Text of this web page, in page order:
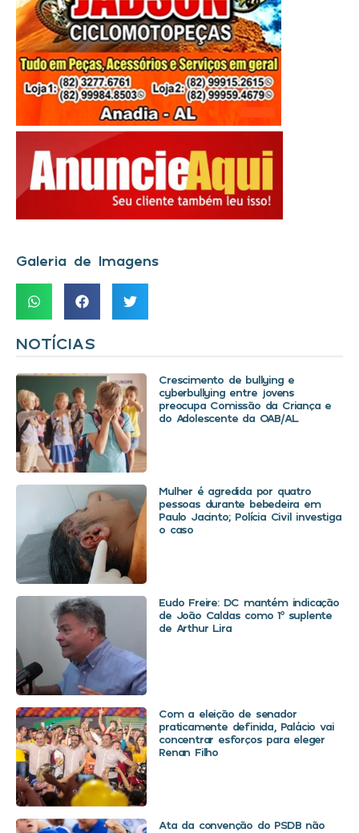
Galeria de Imagens
NOTÍCIAS
Crescimento de bullying e
cyberbullying entre jovens
preocupa Comissão da Criança e
do Adolescente da OAB/AL
Mulher é agredida por quatro
pessoas durante bebedeira em
Paulo Jacinto; Polícia Civil investiga
o caso
Eudo Freire: DC mantém indicação
de João Caldas como 1º suplente
de Arthur Lira
Com a eleição de senador
praticamente definida, Palácio vai
concentrar esforços para eleger
Renan Filho
Ata da convenção do PSDB não